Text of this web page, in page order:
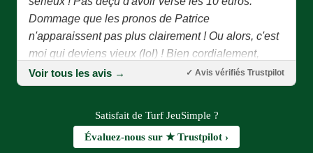
Dommage que les pronos de Patrice
n'apparaissent pas plus clairement ! Ou alors, c'est
moi qui deviens vieux (lol) ! Bien cordialement,
Joseph P. »
Joseph P. — juillet 2026
« Bonjour Patrice, Tout d'abord je vous remercie
d'avoir eu l'idée de créer ce site combien important
Voir tous les avis → ✓ Avis vérifiés Trustpilot
Satisfait de Turf JeuSimple ?
Évaluez-nous sur ★ Trustpilot ›